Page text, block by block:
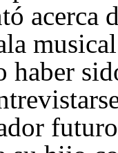
acerca
haber